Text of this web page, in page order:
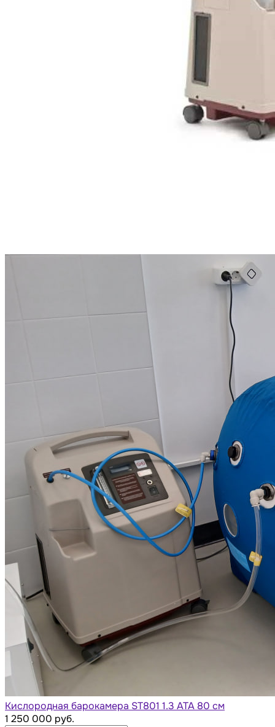
Кислородная барокамера ST801 1.3 АТА 80 см
1 250 000 руб.